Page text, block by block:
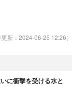
更新：2024-06-25 12:26）
に衝撃を受ける水と